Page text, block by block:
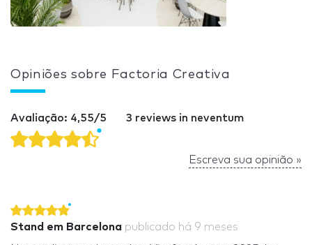
Opiniões sobre Factoria Creativa
Avaliação: 4,55/5 3 reviews in neventum
Escreva sua opinião »
Stand em Barcelona publicado há 9 meses